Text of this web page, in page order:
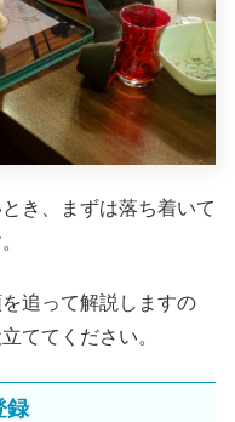
き、まずは落ち着いて
追って解説しますの
ててください。
録